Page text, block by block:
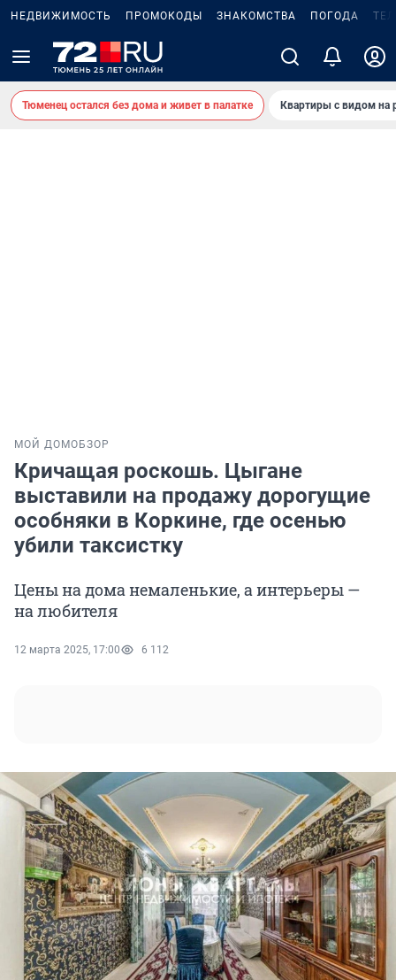
НЕДВИЖИМОСТЬ ПРОМОКОДЫ ЗНАКОМСТВА ПОГОДА
Тюменец остался без дома и живет в палатке Квартиры с видом на
МОЙ ДОМОБЗОР
Кричащая роскошь. Цыгане
выставили на продажу дорогущие
особняки в Коркине, где осенью
убили таксистку
Цены на дома немаленькие, а интерьеры —
на любителя
12 марта 2025, 17:00 6 112